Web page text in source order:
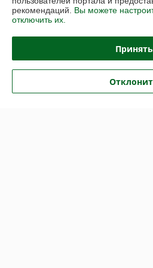
Политика обработки cookies
Сайт создан на платформе
рекомендаций. Вы можете
отключить их.
Принять